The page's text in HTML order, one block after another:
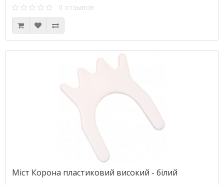
0 отзывов
Міст Корона пластиковий високий - білий